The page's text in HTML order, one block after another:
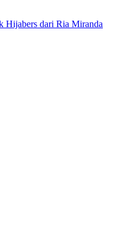
Hijabers dari Ria Miranda